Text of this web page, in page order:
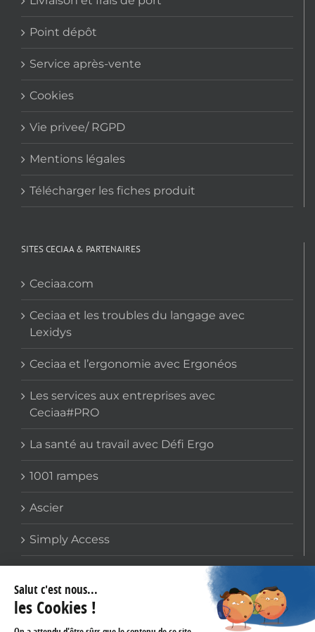
Point dépôt
Service après-vente
Cookies
Vie privee/ RGPD
Mentions légales
Télécharger les fiches produit
SITES CECIAA & PARTENAIRES
Ceciaa.com
Ceciaa et les troubles du langage avec
Lexidys
Ceciaa et l’ergonomie avec Ergonéos
Les services aux entreprises avec
Ceciaa#PRO
La santé au travail avec Défi Ergo
1001 rampes
Ascier
Simply Access
COORDONNÉES